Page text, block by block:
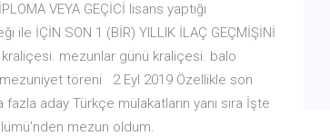
VEYA GEÇİCİ lisans yaptığı
İÇİN SON 1 (BİR) YILLIK İLAÇ GEÇMİŞİNİ
mezunlar günü kraliçesi. balo
töreni 2 Eyl 2019 Özellikle son
aday Türkçe mülakatların yanı sıra İşte
mezun oldum.